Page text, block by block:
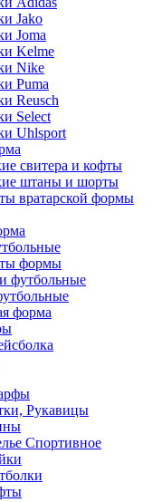
Jako
Joma
Kelme
Nike
Puma
Reusch
Select
Uhlsport
свитера и кофты
штаны и шорты
вратарской формы
формы
футбольные
форма
Рукавицы
Спортивное